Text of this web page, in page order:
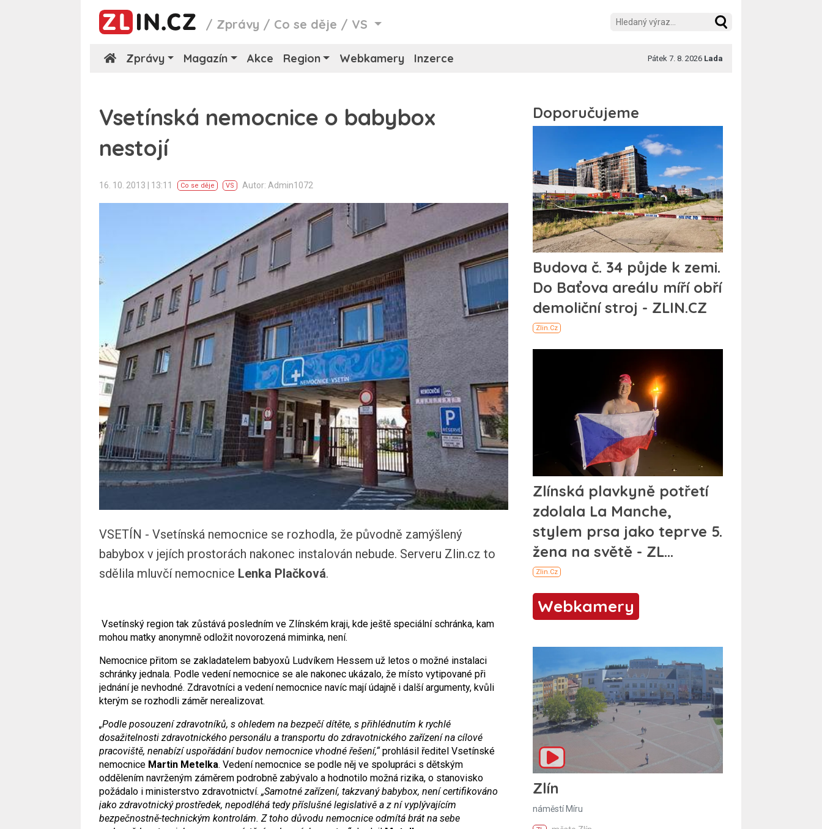
/ Zprávy / Co se děje / VS
Zprávy Magazín Akce Region Webkamery Inzerce Pátek 7. 8. 2026 Lada
Vsetínská nemocnice o babybox
nestojí
16. 10. 2013 | 13:11 Co se děje VS Autor: Admin1072
VSETÍN - Vsetínská nemocnice se rozhodla, že původně zamýšlený
babybox v jejích prostorách nakonec instalován nebude. Serveru Zlin.cz to
sdělila mluvčí nemocnice Lenka Plačková.
Vsetínský region tak zůstává posledním ve Zlínském kraji, kde ještě speciální schránka, kam
mohou matky anonymně odložit novorozená miminka, není.
Nemocnice přitom se zakladatelem babyoxů Ludvíkem Hessem už letos o možné instalaci
schránky jednala. Podle vedení nemocnice se ale nakonec ukázalo, že místo vytipované při
jednání je nevhodné. Zdravotníci a vedení nemocnice navíc mají údajně i další argumenty, kvůli
kterým se rozhodli záměr nerealizovat.
„Podle posouzení zdravotníků, s ohledem na bezpečí dítěte, s přihlédnutím k rychlé
dosažitelnosti zdravotnického personálu a transportu do zdravotnického zařízení na cílové
pracoviště, nenabízí uspořádání budov nemocnice vhodné řešení,“prohlásil ředitel Vsetínské
nemocnice Martin Metelka. Vedení nemocnice se podle něj ve spolupráci s dětským
oddělením navrženým záměrem podrobně zabývalo a hodnotilo možná rizika, o stanovisko
požádalo i ministerstvo zdravotnictví. „Samotné zařízení, takzvaný babybox, není certifikováno
jako zdravotnický prostředek, nepodléhá tedy příslušné legislativě a z ní vyplývajícím
bezpečnostně-technickým kontrolám. Z toho důvodu nemocnice odmítá brát na sebe
Webkamery
Zlín
náměstí Míru